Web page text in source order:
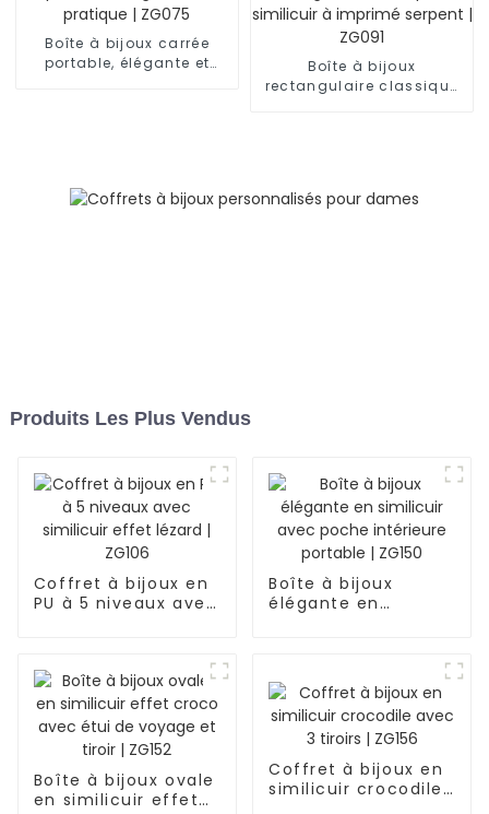
Boîte à bijoux carrée
portable, élégante et
Boîte à bijoux
rectangulaire classique
Produits Les Plus Vendus
Coffret à bijoux en
PU à 5 niveaux avec
Boîte à bijoux
élégante en
Boîte à bijoux ovale
en similicuir effet
Coffret à bijoux en
similicuir crocodile